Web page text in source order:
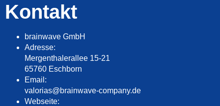
Kontakt
brainwave GmbH
Adresse:
Mergenthalerallee 15-21
65760 Eschborn
Email:
valorias@brainwave-company.de
Webseite: